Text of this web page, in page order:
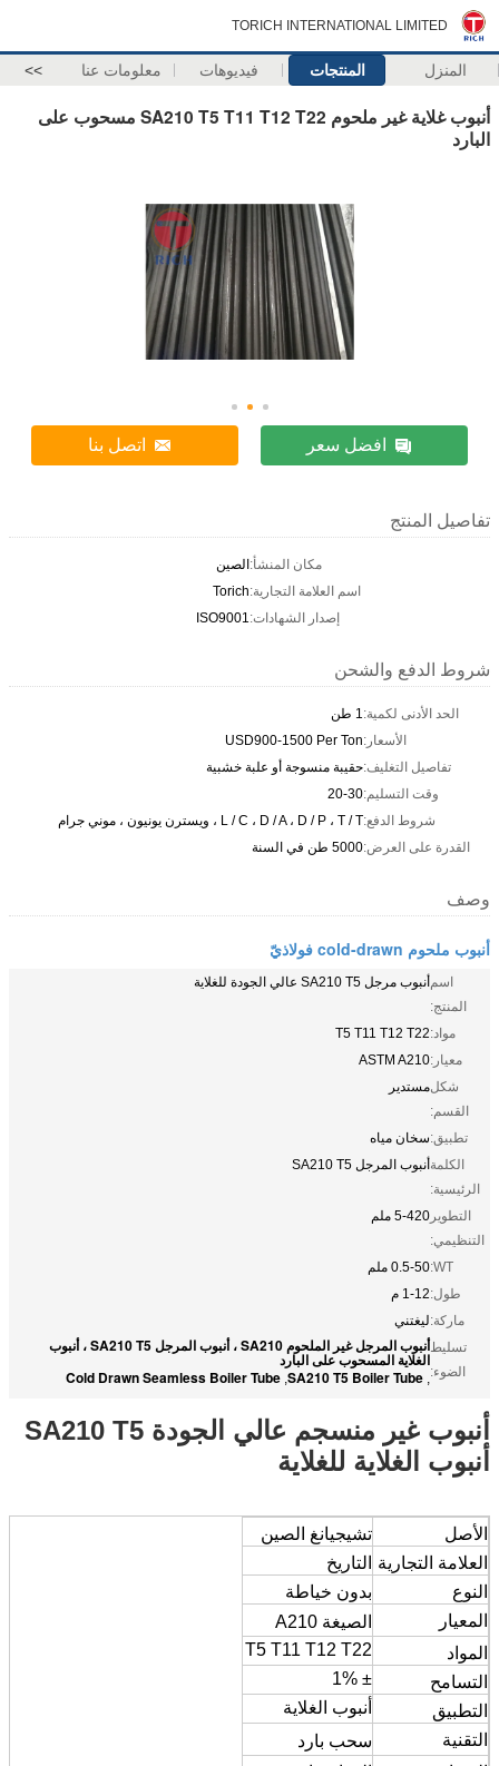
TORICH INTERNATIONAL LIMITED
المنزل المنتجات فيديوهات معلومات عنا >>
أنبوب غلاية غير ملحوم SA210 T5 T11 T12 T22 مسحوب على
البارد
افضل سعر اتصل بنا
تفاصيل المنتج
مكان المنشأ:الصين
اسم العلامة التجارية:Torich
إصدار الشهادات:ISO9001
شروط الدفع والشحن
الحد الأدنى لكمية:1 طن
الأسعار:USD900-1500 Per Ton
تفاصيل التغليف:حقيبة منسوجة أو علبة خشبية
وقت التسليم:20-30
شروط الدفع:L / C ، D / A ، D / P ، T / T ، ويسترن يونيون ، موني جرام
القدرة على العرض:5000 طن في السنة
وصف
أنبوب ملحوم cold-drawn فولاذيّ
اسم
المنتج:
أنبوب مرجل SA210 T5 عالي الجودة للغلاية
مواد:T5 T11 T12 T22
معيار:ASTM A210
شكل
القسم:
مستدير
تطبيق:سخان مياه
الكلمة
الرئيسية:
أنبوب المرجل SA210 T5
التطوير
التنظيمي:
5-420 ملم
WT: 0.5-50 ملم
طول:1-12 م
ماركة:ليغتني
تسليط
الضوء:
أنبوب المرجل غير الملحوم SA210 ، أنبوب المرجل SA210 T5 ، أنبوب
الغلاية المسحوب على البارد
,
SA210 T5 Boiler Tube
,
Cold Drawn Seamless Boiler Tube
أنبوب غير منسجم عالي الجودة SA210 T5
أنبوب الغلاية للغلاية
الأصل
تشيجيانغ الصين
العلامة التجارية
التاريخ
النوع
بدون خياطة
المعيار
الصيغة A210
المواد
T5 T11 T12 T22
التسامح
± 1%
التطبيق
أنبوب الغلاية
التقنية
سحب بارد